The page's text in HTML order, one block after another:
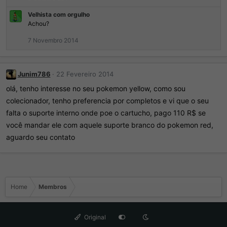
Velhista com orgulho
Achou?
7 Novembro 2014
Junim786 22 Fevereiro 2014
olá, tenho interesse no seu pokemon yellow, como sou
colecionador, tenho preferencia por completos e vi que o seu
falta o suporte interno onde poe o cartucho, pago 110 R$ se
você mandar ele com aquele suporte branco do pokemon red,
aguardo seu contato
Home Membros
Original